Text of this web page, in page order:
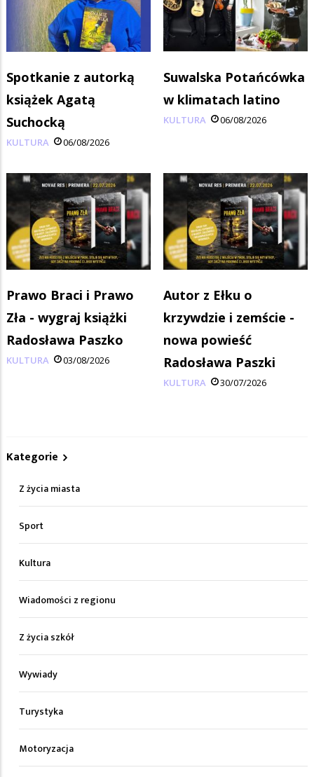
Spotkanie z autorką
książek Agatą
Suchocką
KULTURA 06/08/2026
Suwalska Potańcówka
w klimatach latino
KULTURA 06/08/2026
Prawo Braci i Prawo
Zła - wygraj książki
Radosława Paszko
KULTURA 03/08/2026
Autor z Ełku o
krzywdzie i zemście -
nowa powieść
Radosława Paszki
KULTURA 30/07/2026
Kategorie
Z życia miasta
Sport
Kultura
Wiadomości z regionu
Z życia szkół
Wywiady
Turystyka
Motoryzacja